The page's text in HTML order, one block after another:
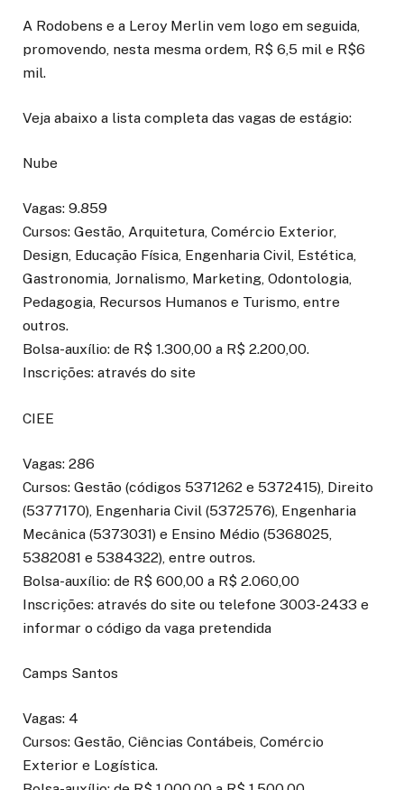
A Rodobens e a Leroy Merlin vem logo em seguida,
promovendo, nesta mesma ordem, R$ 6,5 mil e R$6
mil.
Veja abaixo a lista completa das vagas de estágio:
Nube
Vagas: 9.859
Cursos: Gestão, Arquitetura, Comércio Exterior,
Design, Educação Física, Engenharia Civil, Estética,
Gastronomia, Jornalismo, Marketing, Odontologia,
Pedagogia, Recursos Humanos e Turismo, entre
outros.
Bolsa-auxílio: de R$ 1.300,00 a R$ 2.200,00.
Inscrições: através do site
CIEE
Vagas: 286
Cursos: Gestão (códigos 5371262 e 5372415), Direito
(5377170), Engenharia Civil (5372576), Engenharia
Mecânica (5373031) e Ensino Médio (5368025,
5382081 e 5384322), entre outros.
Bolsa-auxílio: de R$ 600,00 a R$ 2.060,00
Inscrições: através do site ou telefone 3003-2433 e
informar o código da vaga pretendida
Camps Santos
Vagas: 4
Cursos: Gestão, Ciências Contábeis, Comércio
Exterior e Logística.